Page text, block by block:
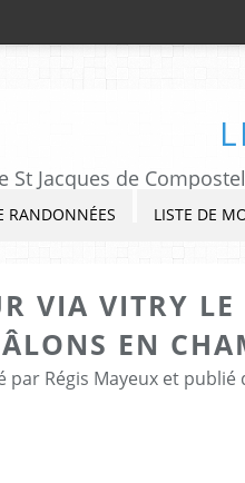
St Jacques de
RANDONNÉES LISTE DE
VIA VITRY
EN
par Régis Mayeux et